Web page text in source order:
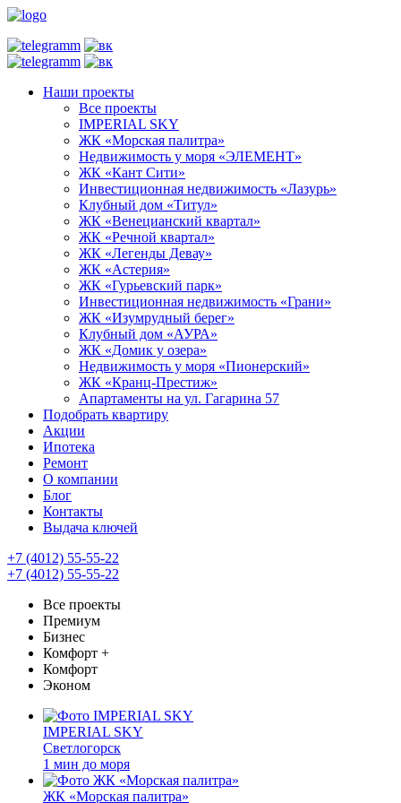
Наши проекты
Все проекты
IMPERIAL SKY
ЖК «Морская палитра»
Недвижимость у моря «ЭЛЕМЕНТ»
ЖК «Кант Сити»
Инвестиционная недвижимость «Лазурь»
Клубный дом «Титул»
ЖК «Венецианский квартал»
ЖК «Речной квартал»
ЖК «Легенды Девау»
ЖК «Астерия»
ЖК «Гурьевский парк»
Инвестиционная недвижимость «Грани»
ЖК «Изумрудный берег»
Клубный дом «АУРА»
ЖК «Домик у озера»
Недвижимость у моря «Пионерский»
ЖК «Кранц-Престиж»
Апартаменты на ул. Гагарина 57
Подобрать квартиру
Акции
Ипотека
Ремонт
О компании
Блог
Контакты
Выдача ключей
+7 (4012) 55-55-22
+7 (4012) 55-55-22
Все проекты
Премиум
Бизнес
Комфорт +
Комфорт
Эконом
IMPERIAL SKY
Светлогорск
1 мин до моря
ЖК «Морская палитра»